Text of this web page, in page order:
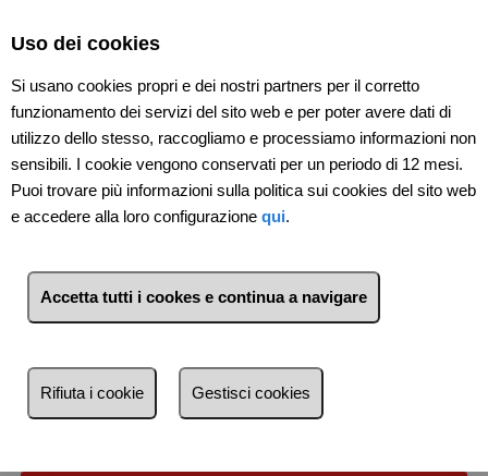
Immobili Furci Siculo (Messina)
Uso dei cookies
Si usano cookies propri e dei nostri partners per il corretto
funzionamento dei servizi del sito web e per poter avere dati di
utilizzo dello stesso, raccogliamo e processiamo informazioni non
sensibili. I cookie vengono conservati per un periodo di 12 mesi.
Puoi trovare più informazioni sulla politica sui cookies del sito web
e accedere alla loro configurazione qui.
Accetta tutti i cookes e continua a navigare
Rifiuta i cookie Gestisci cookies